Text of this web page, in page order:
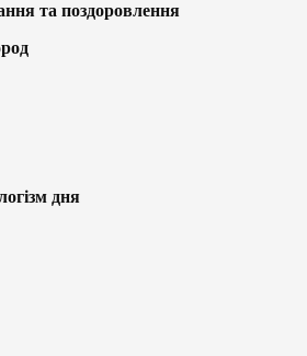
та поздоровлення
дня